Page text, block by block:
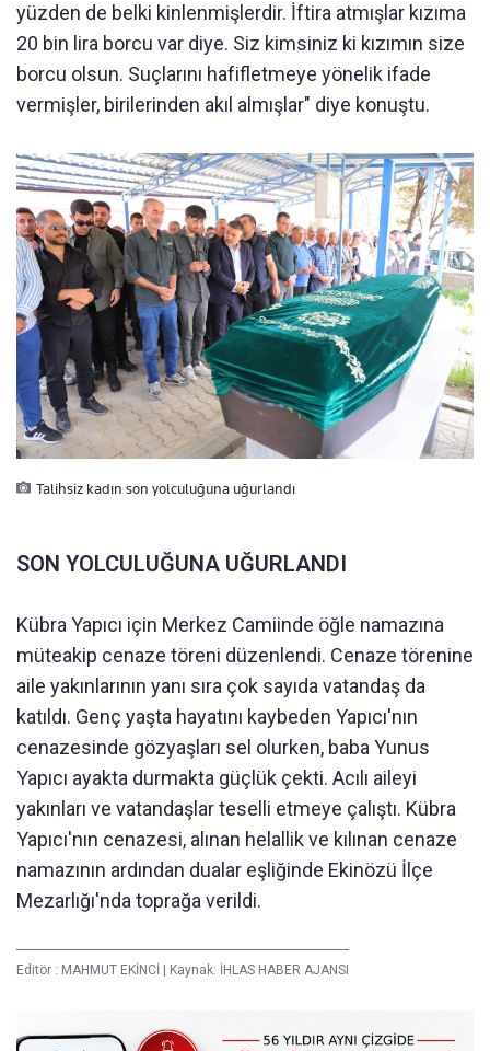
yüzden de belki kinlenmişlerdir. İftira atmışlar kızıma
20 bin lira borcu var diye. Siz kimsiniz ki kızımın size
borcu olsun. Suçlarını hafifletmeye yönelik ifade
vermişler, birilerinden akıl almışlar" diye konuştu.
Talihsiz kadın son yolculuğuna uğurlandı
SON YOLCULUĞUNA UĞURLANDI
Kübra Yapıcı için Merkez Camiinde öğle namazına
müteakip cenaze töreni düzenlendi. Cenaze törenine
aile yakınlarının yanı sıra çok sayıda vatandaş da
katıldı. Genç yaşta hayatını kaybeden Yapıcı'nın
cenazesinde gözyaşları sel olurken, baba Yunus
Yapıcı ayakta durmakta güçlük çekti. Acılı aileyi
yakınları ve vatandaşlar teselli etmeye çalıştı. Kübra
Yapıcı'nın cenazesi, alınan helallik ve kılınan cenaze
namazının ardından dualar eşliğinde Ekinözü İlçe
Mezarlığı'nda toprağa verildi.
Editör : MAHMUT EKİNCİ | Kaynak: İHLAS HABER AJANSI